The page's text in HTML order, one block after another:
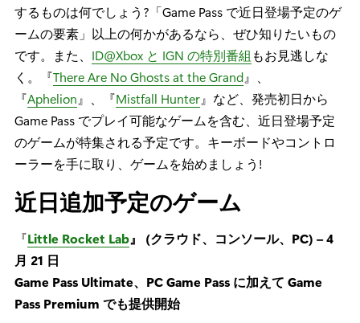
するものは何でしょう?「Game Pass で近日登場予定のゲ
ームの要素」以上の何かがあるなら、ぜひ知りたいもの
です。また、 ID@Xbox と IGN の特別番組 もお見逃しな
く。『There Are No Ghosts at the Grand』、
『Aphelion』、『Mistfall Hunter』など、発売初日から
Game Pass でプレイ可能なゲームを含む、近日登場予定
のゲームが特集される予定です。キーボードやコントロ
ーラーを手に取り、ゲームを始めましょう!
近日追加予定のゲーム
『Little Rocket Lab』 (クラウド、コンソール、PC) – 4
月 21 日
Game Pass Ultimate、PC Game Pass に加えて Game
Pass Premium でも提供開始